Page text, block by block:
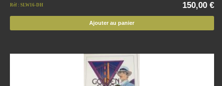
Réf : SLW16-DH 150,00 €
Ajouter au panier